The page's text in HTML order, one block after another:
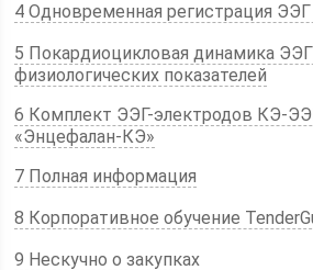
4 Одновременная регистрация
5 Покардиоцикловая динамика
физиологических показателей
6 Комплект ЭЭГ-электродов КЭ-
«Энцефалан-КЭ»
7 Полная информация
8 Корпоративное обучение
9 Нескучно о закупках